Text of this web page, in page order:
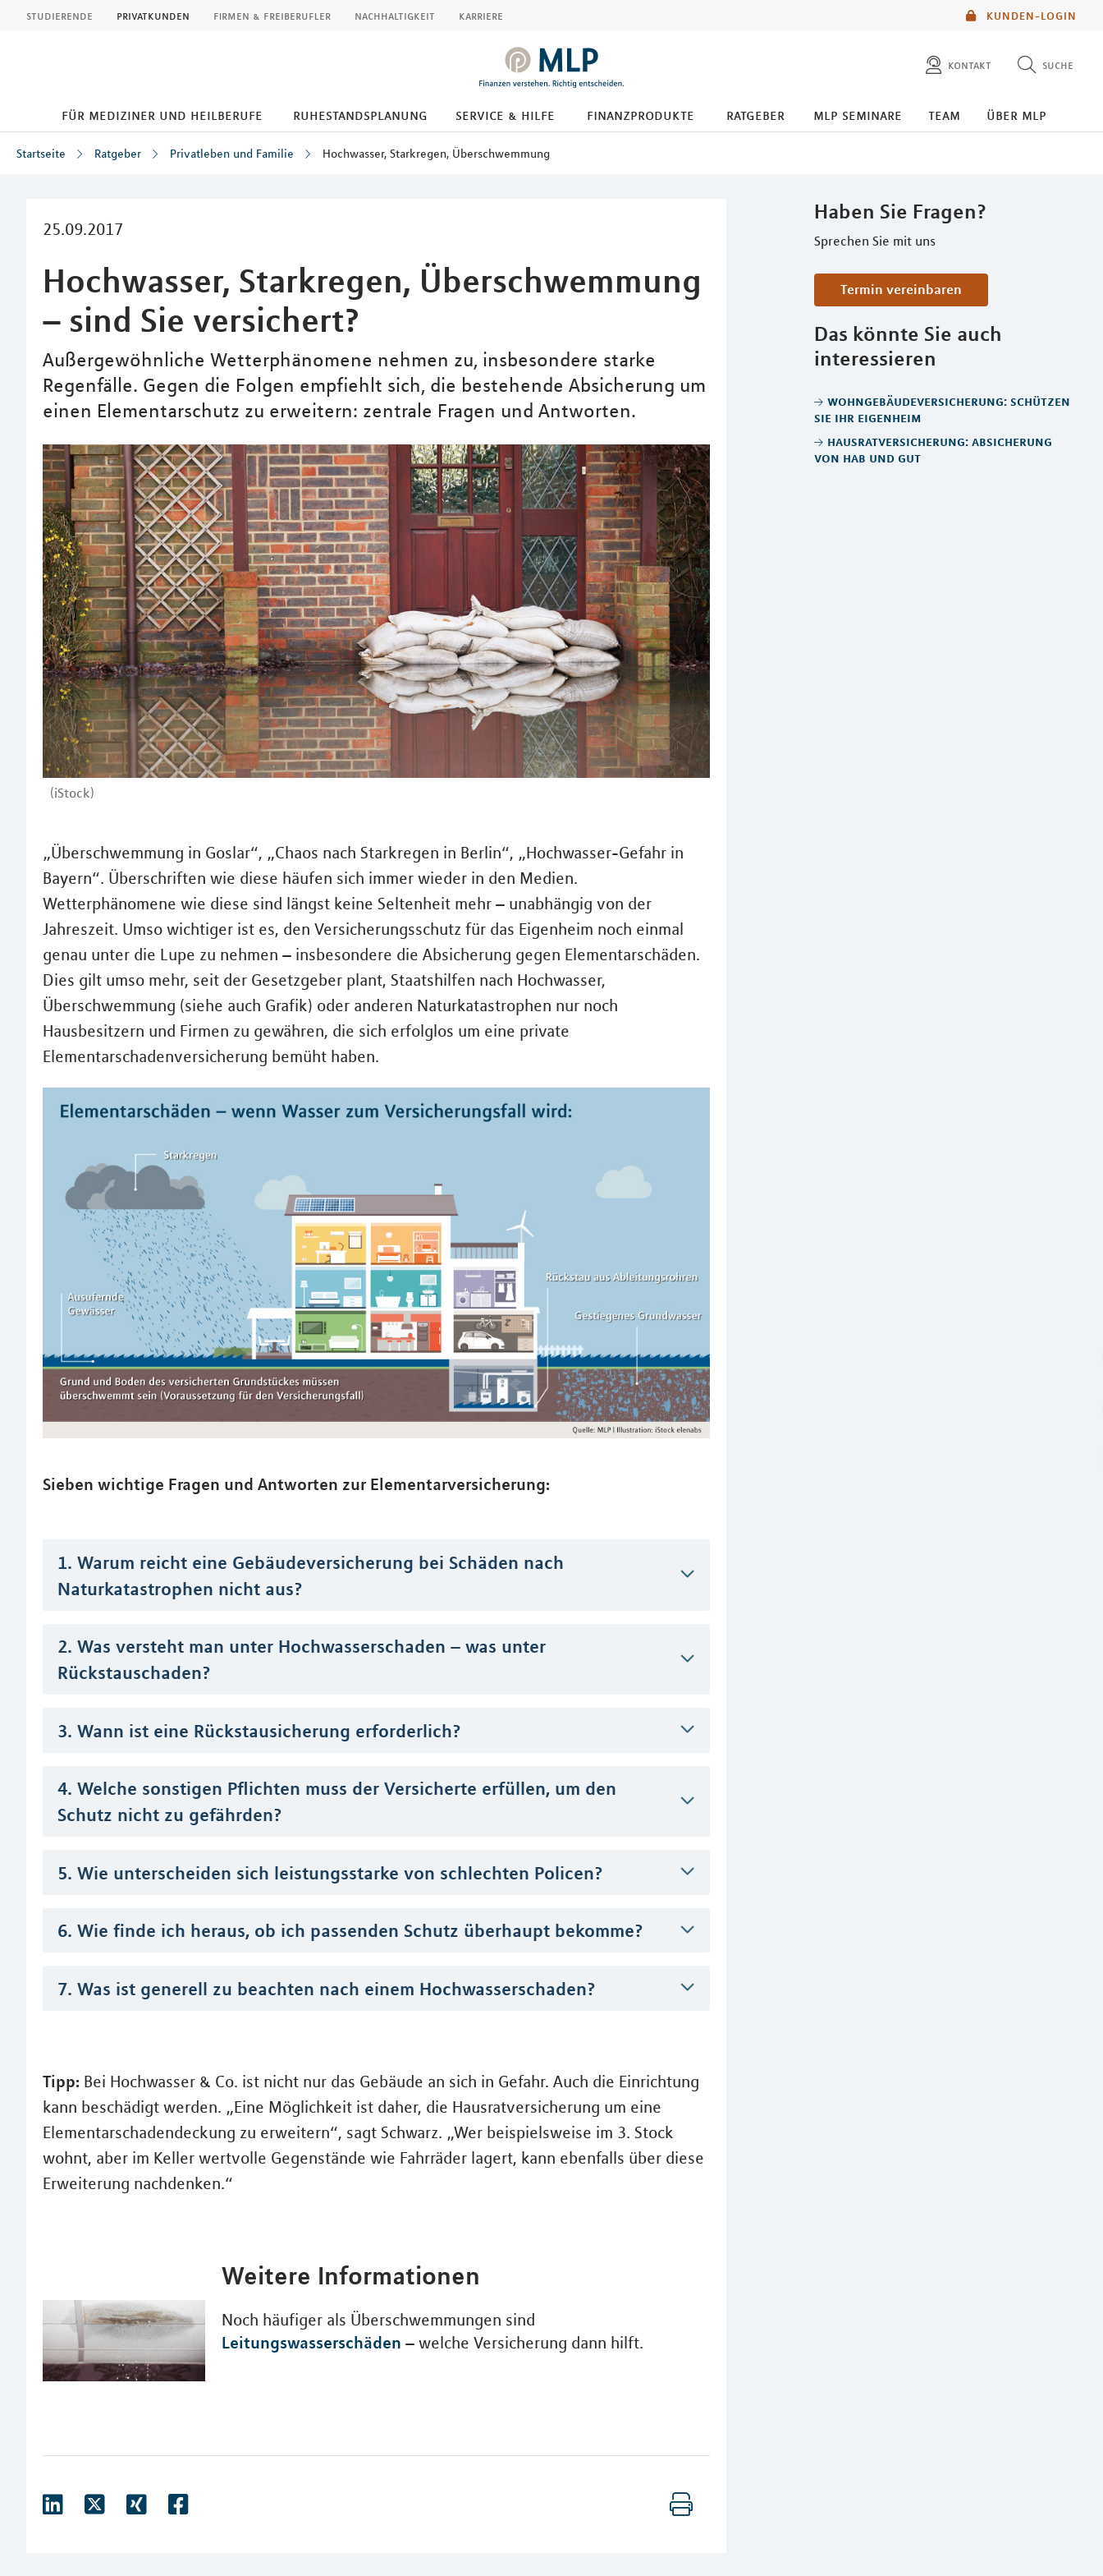
KUNDEN-LOGIN
studierende privatkunden firmen & freiberufler nachhaltigkeit karriere
kontakt suche
diese website durchsuchen
für mediziner und heilberufe ruhestandsplanung service & hilfe finanzprodukte ratgeber mlp seminare team über mlp
Startseite Ratgeber Privatleben und Familie Hochwasser, Starkregen, Überschwemmung
25.09.2017
Hochwasser, Starkregen, Überschwemmung
– sind Sie versichert?
Außergewöhnliche Wetterphänomene nehmen zu, insbesondere starke
Regenfälle. Gegen die Folgen empfiehlt sich, die bestehende Absicherung um
einen Elementarschutz zu erweitern: zentrale Fragen und Antworten.
(iStock)
Haben Sie Fragen?
Sprechen Sie mit uns
Termin vereinbaren
Das könnte Sie auch
interessieren
wohngebäudeversicherung: schützen
sie ihr eigenheim
hausratversicherung: absicherung
von hab und gut
„Überschwemmung in Goslar“, „Chaos nach Starkregen in Berlin“, „Hochwasser-Gefahr in
Bayern“. Überschriften wie diese häufen sich immer wieder in den Medien.
Wetterphänomene wie diese sind längst keine Seltenheit mehr – unabhängig von der
Jahreszeit. Umso wichtiger ist es, den Versicherungsschutz für das Eigenheim noch einmal
genau unter die Lupe zu nehmen – insbesondere die Absicherung gegen Elementarschäden.
Dies gilt umso mehr, seit der Gesetzgeber plant, Staatshilfen nach Hochwasser,
Überschwemmung (siehe auch Grafik) oder anderen Naturkatastrophen nur noch
Hausbesitzern und Firmen zu gewähren, die sich erfolglos um eine private
Elementarschadenversicherung bemüht haben.
Sieben wichtige Fragen und Antworten zur Elementarversicherung:
1. Warum reicht eine Gebäudeversicherung bei Schäden nach
Naturkatastrophen nicht aus?
2. Was versteht man unter Hochwasserschaden – was unter
Rückstauschaden?
3. Wann ist eine Rückstausicherung erforderlich?
4. Welche sonstigen Pflichten muss der Versicherte erfüllen, um den
Schutz nicht zu gefährden?
5. Wie unterscheiden sich leistungsstarke von schlechten Policen?
6. Wie finde ich heraus, ob ich passenden Schutz überhaupt bekomme?
7. Was ist generell zu beachten nach einem Hochwasserschaden?
Tipp: Bei Hochwasser & Co. ist nicht nur das Gebäude an sich in Gefahr. Auch die Einrichtung
kann beschädigt werden. „Eine Möglichkeit ist daher, die Hausratversicherung um eine
Elementarschadendeckung zu erweitern“, sagt Schwarz. „Wer beispielsweise im 3. Stock
wohnt, aber im Keller wertvolle Gegenstände wie Fahrräder lagert, kann ebenfalls über diese
Erweiterung nachdenken.“
Weitere Informationen
Noch häufiger als Überschwemmungen sind
Leitungswasserschäden – welche Versicherung dann hilft.